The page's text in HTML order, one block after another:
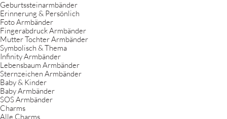
Geburtssteinarmbänder
Erinnerung & Persönlich
Foto Armbänder
Fingerabdruck Armbänder
Mutter Tochter Armbänder
Symbolisch & Thema
Infinity Armbänder
Lebensbaum Armbänder
Sternzeichen Armbänder
Baby & Kinder
Baby Armbänder
SOS Armbänder
Charms
Alle Charms